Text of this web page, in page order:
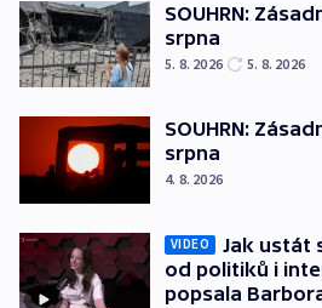
SOUHRN:
srpna
5. 8. 2026 5. 8. 2026
SOUHRN:
srpna
4. 8. 2026
VIDEO
Jak ustát
od politiků i
popsala